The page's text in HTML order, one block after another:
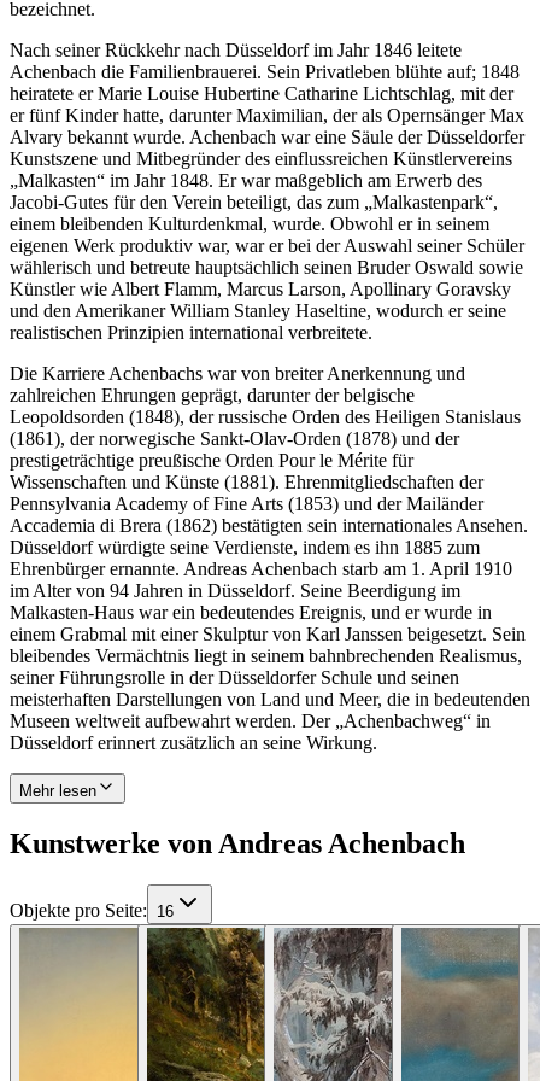
bezeichnet.
Nach seiner Rückkehr nach Düsseldorf im Jahr 1846 leitete
Achenbach die Familienbrauerei. Sein Privatleben blühte auf; 1848
heiratete er Marie Louise Hubertine Catharine Lichtschlag, mit der
er fünf Kinder hatte, darunter Maximilian, der als Opernsänger Max
Alvary bekannt wurde. Achenbach war eine Säule der Düsseldorfer
Kunstszene und Mitbegründer des einflussreichen Künstlervereins
„Malkasten“ im Jahr 1848. Er war maßgeblich am Erwerb des
Jacobi-Gutes für den Verein beteiligt, das zum „Malkastenpark“,
einem bleibenden Kulturdenkmal, wurde. Obwohl er in seinem
eigenen Werk produktiv war, war er bei der Auswahl seiner Schüler
wählerisch und betreute hauptsächlich seinen Bruder Oswald sowie
Künstler wie Albert Flamm, Marcus Larson, Apollinary Goravsky
und den Amerikaner William Stanley Haseltine, wodurch er seine
realistischen Prinzipien international verbreitete.
Die Karriere Achenbachs war von breiter Anerkennung und
zahlreichen Ehrungen geprägt, darunter der belgische
Leopoldsorden (1848), der russische Orden des Heiligen Stanislaus
(1861), der norwegische Sankt-Olav-Orden (1878) und der
prestigeträchtige preußische Orden Pour le Mérite für
Wissenschaften und Künste (1881). Ehrenmitgliedschaften der
Pennsylvania Academy of Fine Arts (1853) und der Mailänder
Accademia di Brera (1862) bestätigten sein internationales Ansehen.
Düsseldorf würdigte seine Verdienste, indem es ihn 1885 zum
Ehrenbürger ernannte. Andreas Achenbach starb am 1. April 1910
im Alter von 94 Jahren in Düsseldorf. Seine Beerdigung im
Malkasten-Haus war ein bedeutendes Ereignis, und er wurde in
einem Grabmal mit einer Skulptur von Karl Janssen beigesetzt. Sein
bleibendes Vermächtnis liegt in seinem bahnbrechenden Realismus,
seiner Führungsrolle in der Düsseldorfer Schule und seinen
meisterhaften Darstellungen von Land und Meer, die in bedeutenden
Museen weltweit aufbewahrt werden. Der „Achenbachweg“ in
Düsseldorf erinnert zusätzlich an seine Wirkung.
Mehr lesen
Kunstwerke von Andreas Achenbach
Objekte pro Seite: 16